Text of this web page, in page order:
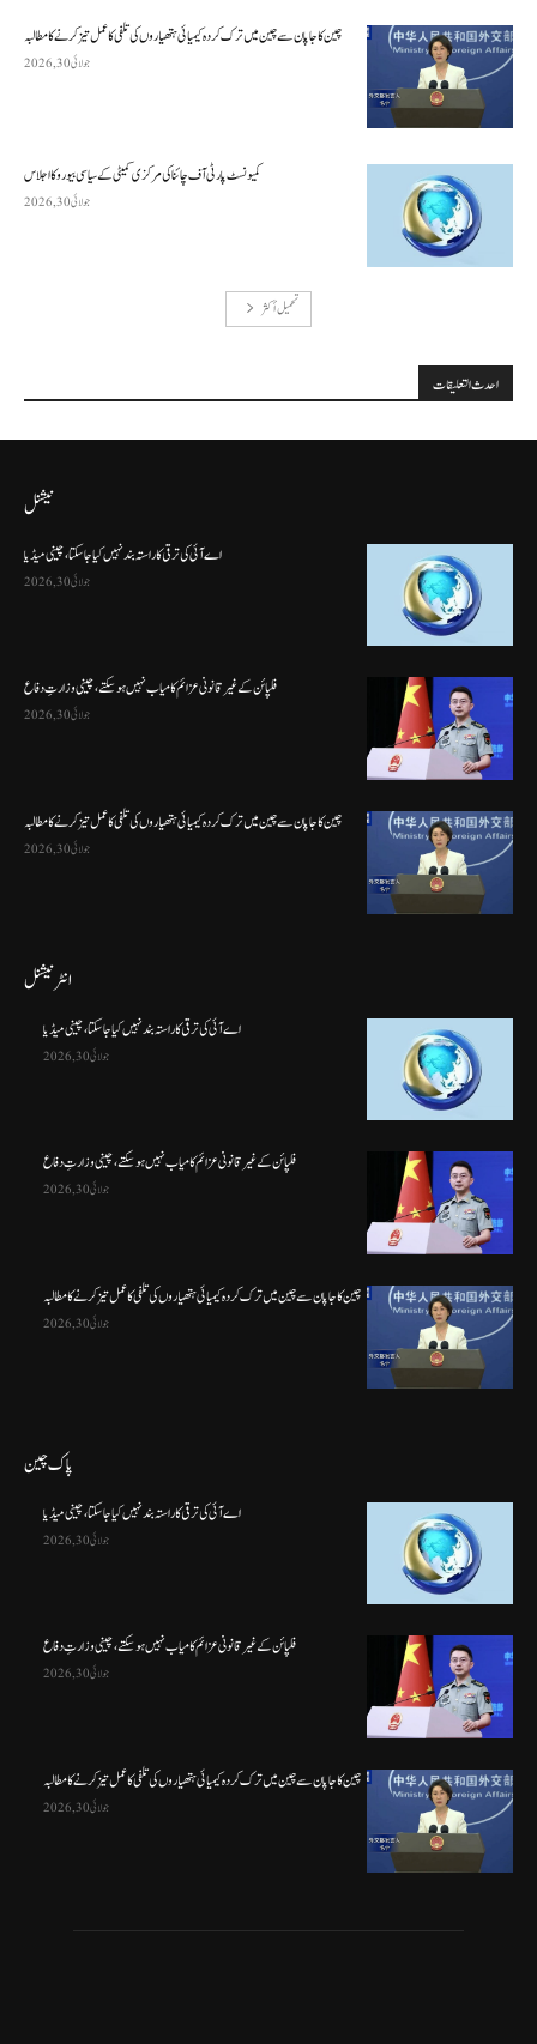
چین کا جاپان سے چین میں ترک کردہ کیمیائی ہتھیاروں کی تلفی کا عمل تیز کرنے کا مطالبہ
جولائی 30, 2026
کمیونسٹ پارٹی آف چائنا کی مرکزی کمیٹی کے سیاسی بیورو کا اجلاس
جولائی 30, 2026
تحميل أكثر
احدث التعليقات
نیشنل
اے آئی کی ترقی کا راستہ بند نہیں کیا جا سکتا، چینی میڈیا
جولائی 30, 2026
فلپائن کے غیر قانونی عزائم کامیاب نہیں ہو سکتے ، چینی وزارتِ دفاع
جولائی 30, 2026
چین کا جاپان سے چین میں ترک کردہ کیمیائی ہتھیاروں کی تلفی کا عمل تیز کرنے کا مطالبہ
جولائی 30, 2026
انٹرنیشنل
اے آئی کی ترقی کا راستہ بند نہیں کیا جا سکتا، چینی میڈیا
جولائی 30, 2026
فلپائن کے غیر قانونی عزائم کامیاب نہیں ہو سکتے ، چینی وزارتِ دفاع
جولائی 30, 2026
چین کا جاپان سے چین میں ترک کردہ کیمیائی ہتھیاروں کی تلفی کا عمل تیز کرنے کا مطالبہ
جولائی 30, 2026
پاک چین
اے آئی کی ترقی کا راستہ بند نہیں کیا جا سکتا، چینی میڈیا
جولائی 30, 2026
فلپائن کے غیر قانونی عزائم کامیاب نہیں ہو سکتے ، چینی وزارتِ دفاع
جولائی 30, 2026
چین کا جاپان سے چین میں ترک کردہ کیمیائی ہتھیاروں کی تلفی کا عمل تیز کرنے کا مطالبہ
جولائی 30, 2026